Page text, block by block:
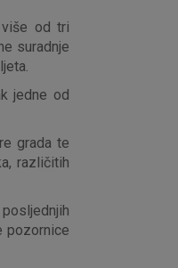
od tri
suradnje
jedne od
grada te
različitih
pozornice